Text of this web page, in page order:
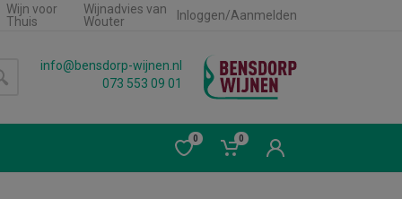
Wijn voor
Thuis
Wijnadvies van
Wouter
Inloggen/Aanmelden
info@bensdorp-wijnen.nl
073 553 09 01
0 0